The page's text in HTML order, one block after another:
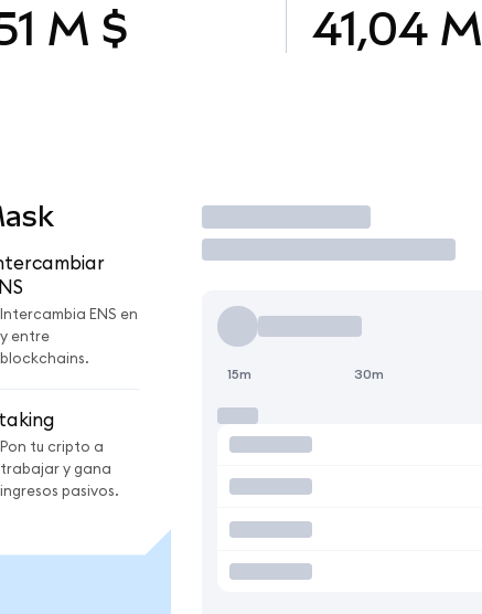
M $ 41,04 M
Intercambia ENS en
y entre
blockchains.
Pon tu cripto a
trabajar y gana
ingresos pasivos.
Operar
15m 30m